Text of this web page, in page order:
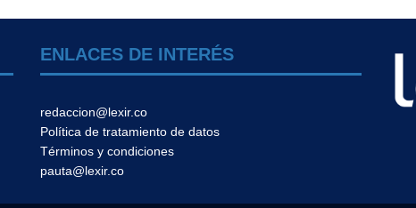
ENLACES DE INTERÉS
redaccion@lexir.co
Política de tratamiento de datos
Términos y condiciones
pauta@lexir.co